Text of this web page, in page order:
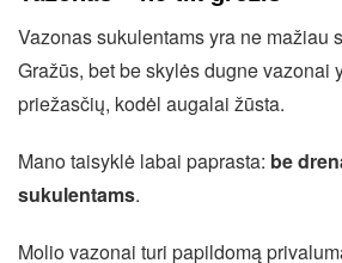
Vazonas sukulentams yra ne mažiau
Gražūs, bet be skylės dugne vazonai
priežasčių, kodėl augalai žūsta.
Mano taisyklė labai paprasta: be
sukulentams.
Molio vazonai turi papildomą